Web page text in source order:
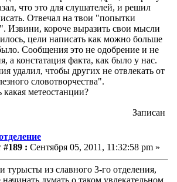
что это для слушателей, и решил
Отвечал на твои "попытки
Извини, короче выразить свои мысли
цели написать как можно больше
Сообщения это не одобрение и не
а констатация факта, как было у нас.
удалил, чтобы других не отвлекать от
словотворчества".
метеостанции?
Записан
#189 : Сентября 05, 2011, 11:32:58 pm »
турысты из славного 3-го отделения,
думать о таком увлекательном